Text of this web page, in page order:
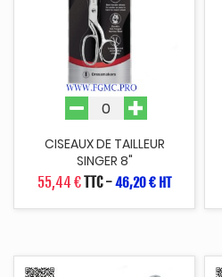
CISEAUX DE TAILLEUR
SINGER 8"
55,44 €TTC-46,20 € HT